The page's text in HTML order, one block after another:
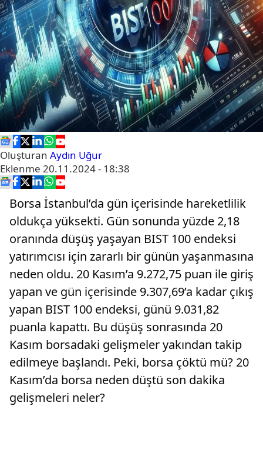
Oluşturan Aydın Uğur
Eklenme 20.11.2024 - 18:38
Borsa İstanbul’da gün içerisinde hareketlilik
oldukça yüksekti. Gün sonunda yüzde 2,18
oranında düşüş yaşayan BIST 100 endeksi
yatırımcısı için zararlı bir günün yaşanmasına
neden oldu. 20 Kasım’a 9.272,75 puan ile giriş
yapan ve gün içerisinde 9.307,69’a kadar çıkış
yapan BIST 100 endeksi, günü 9.031,82
puanla kapattı. Bu düşüş sonrasında 20
Kasım borsadaki gelişmeler yakından takip
edilmeye başlandı. Peki, borsa çöktü mü? 20
Kasım’da borsa neden düştü son dakika
gelişmeleri neler?